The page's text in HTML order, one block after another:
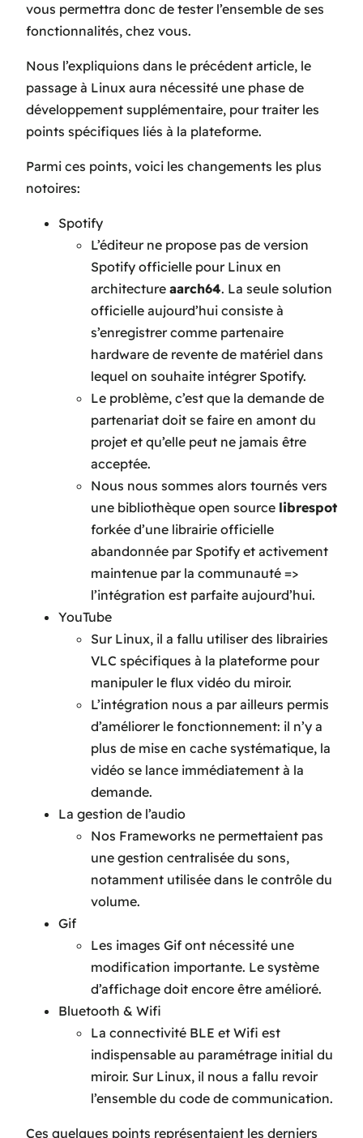
vous permettra donc de tester l’ensemble de ses
fonctionnalités, chez vous.
Nous l’expliquions dans le précédent article, le
passage à Linux aura nécessité une phase de
développement supplémentaire, pour traiter les
points spécifiques liés à la plateforme.
Parmi ces points, voici les changements les plus
notoires:
Spotify
L’éditeur ne propose pas de version
Spotify officielle pour Linux en
architecture aarch64. La seule solution
officielle aujourd’hui consiste à
s’enregistrer comme partenaire
hardware de revente de matériel dans
lequel on souhaite intégrer Spotify.
Le problème, c’est que la demande de
partenariat doit se faire en amont du
projet et qu’elle peut ne jamais être
acceptée.
Nous nous sommes alors tournés vers
une bibliothèque open source librespot
forkée d’une librairie officielle
abandonnée par Spotify et activement
maintenue par la communauté =>
l’intégration est parfaite aujourd’hui.
YouTube
Sur Linux, il a fallu utiliser des librairies
VLC spécifiques à la plateforme pour
manipuler le flux vidéo du miroir.
L’intégration nous a par ailleurs permis
d’améliorer le fonctionnement: il n’y a
plus de mise en cache systématique, la
vidéo se lance immédiatement à la
demande.
La gestion de l’audio
Nos Frameworks ne permettaient pas
une gestion centralisée du sons,
notamment utilisée dans le contrôle du
volume.
Gif
Les images Gif ont nécessité une
modification importante. Le système
d’affichage doit encore être amélioré.
Bluetooth & Wifi
La connectivité BLE et Wifi est
indispensable au paramétrage initial du
miroir. Sur Linux, il nous a fallu revoir
l’ensemble du code de communication.
Ces quelques points représentaient les derniers